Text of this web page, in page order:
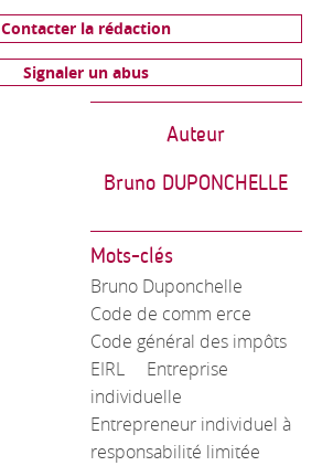
Contacter la rédaction
Signaler un abus
Auteur
Bruno DUPONCHELLE
Mots-clés
Bruno Duponchelle
Code de comm erce
Code général des impôts
EIRL
Entreprise
individuelle
Entrepreneur individuel à
responsabilité limitée